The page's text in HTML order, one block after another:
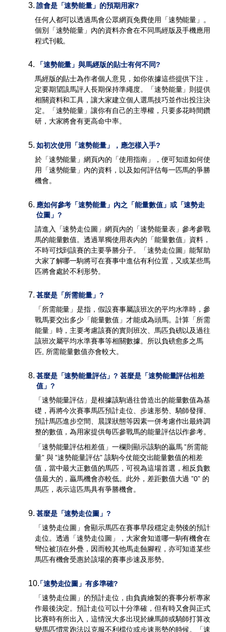
3. 誰會是「速勢能量」的預期用家?
任何人都可以透過馬會公眾網頁免費使用「速勢能量」。
個別「速勢能量」內的資料亦會在不同馬經版及手機應用
程式刊載。
4.
「速勢能量」與馬經版的貼士有何不同?
馬經版的貼士為作者個人意見，如你依據這些提供下注，
定要期望該馬評人長期保持準繩度。「速勢能量」則提供
相關資料和工具，讓大家建立個人選馬技巧並作出投注決
定。「速勢能量」讓你有自己的主導權，只要多花時間鑽
研，大家將會有更高命中率。
5. 如初次使用「速勢能量」，應怎樣入手?
於「速勢能量」網頁內的「使用指南」，便可知道如何使
用「速勢能量」內的資料，以及如何評估每一匹馬的爭勝
機會。
6. 應如何參考「速勢能量」內之「能量數值」或「速勢走
位圖」?
請進入「速勢走位圖」網頁內的「速勢能量表」參考參戰
馬的能量數值。透過單獨使用表內的「能量數值」資料，
不時可找到該賽的主要爭勝分子。「速勢走位圖」能幫助
大家了解哪一駒將可在賽事中進佔有利位置，又或某些馬
匹將會處於不利形勢。
7. 甚麼是「所需能量」?
「所需能量」是指，假設賽事屬該班次的平均水準時，參
戰馬要交出多少「能量數值」才能成為頭馬。計算「所需
能量」時，主要考慮該賽的實則班次、馬匹負磅以及過往
該班次屬平均水準賽事等相關數據。所以負磅愈多之馬
匹, 所需能量數值亦會較大。
8. 甚麼是「速勢能量評估」? 甚麼是「速勢能量評估相差
值」?
「速勢能量評估」是根據該駒過往曾造出的能量數值為基
礎，再將今次賽事馬匹預計走位、步速形勢、騎師發揮、
預計馬匹進步空間、晨課狀態等因素一併考慮作出最終調
整的數值，為用家提供每匹參戰馬的能量評估以作參考。
「速勢能量評估相差值」一欄則顯示該駒的贏馬 ”所需能
量” 與 ”速勢能量評估” 該駒今仗能交出能量數值的相差
值，當中最大正數值的馬匹，可視為這場首選，相反負數
值最大的，贏馬機會亦較低。此外，差距數值大過 ”0” 的
馬匹，表示這匹馬具有爭勝機會。
9. 甚麼是「速勢走位圖」?
「速勢走位圖」會顯示馬匹在賽事早段穩定走勢後的預計
走位。透過「速勢走位圖」，大家會知道哪一駒有機會在
彎位被頂在外疊，因而較其他馬走蝕腳程，亦可知道某些
馬匹有機會受惠於該場的賽事步速及形勢。
10.
「速勢走位圖」有多準確?
「速勢走位圖」的預計走位，由負責繪製的賽事分析專家
作最後決定。預計走位可以十分準確，但有時又會與正式
比賽時有所出入，這情況大多出現於練馬師或騎師打算改
變馬匹慣常跑法以克服不利檔位或步速形勢的時候。「速